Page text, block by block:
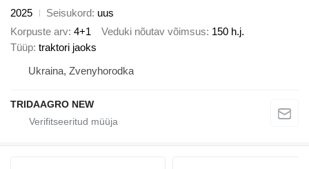
2025
Seisukord uus
Korpuste arv 4+1 Veduki nõutav võimsus 150 h.j.
Tüüp traktori jaoks
Ukraina, Zvenyhorodka
TRIDAAGRO NEW